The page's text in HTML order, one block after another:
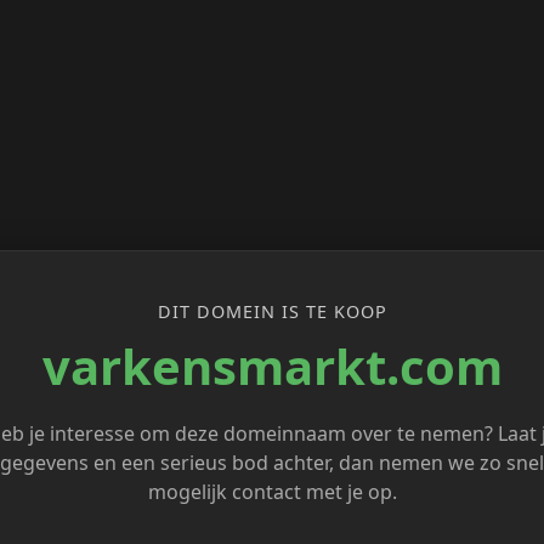
DIT DOMEIN IS TE KOOP
varkensmarkt.com
je interesse om deze domeinnaam over te nemen? Laat
gegevens en een serieus bod achter, dan nemen we zo snel
mogelijk contact met je op.